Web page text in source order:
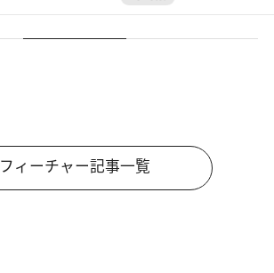
フィーチャー記事一覧